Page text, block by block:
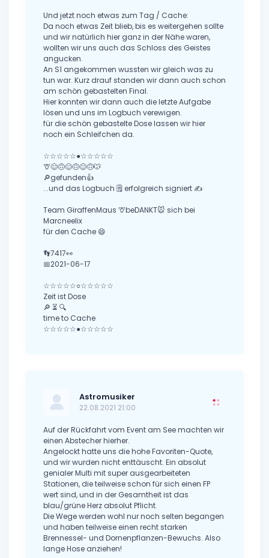
Und jetzt noch etwas zum Tag / Cache:
Da noch etwas Zeit blieb, bis es weitergehen sollte
und wir natürlich hier ganz in der Nähe waren,
wollten wir uns auch das Schloss des Geistes
angucken.
An S1 angekommen wussten wir gleich was zu
tun war. Kurz drauf standen wir dann auch schon
am schön gebastelten Final.
Hier konnten wir dann auch die letzte Aufgabe
lösen und uns im Logbuch verewigen.
für die schön gebastelte Dose lassen wir hier
noch ein Schleifchen da.
☆☆☆☆☆●☆☆☆☆☆
🦒😊🙃😊🙃😊🙃🐭
🔎gefunden👍
...und das Logbuch 🗒 erfolgreich signiert ✍
Team GiraffenMaus 🦒beDANKT🐭 sich bei
Marcneelix
für den Cache 😄
👣7417👀
📅2021-06-17
☆☆☆☆☆○☆☆☆☆☆
Zeit ist Dose
🔎 ⏳ 🔍
time to Cache
☆☆☆☆☆●☆☆☆☆☆
Astromusiker
22.08.2021 21:00
Auf der Rückfahrt vom Event am See machten wir
einen Abstecher hierher.
Angelockt hatte uns die hohe Favoriten-Quote,
und wir wurden nicht enttäuscht. Ein absolut
genialer Multi mit super ausgearbeiteten
Stationen, die teilweise schon für sich einen FP
wert sind, und in der Gesamtheit ist das
blau/grüne Herz absolut Pflicht.
Die Wege werden wohl nur noch selten begangen
und haben teilweise einen recht starken
Brennessel- und Dornenpflanzen-Bewuchs. Also
lange Hose anziehen!